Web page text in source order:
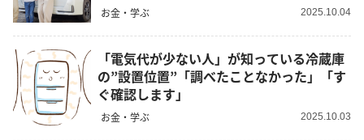
お金・学ぶ 2025.10.04
「電気代が少ない人」が知っている冷蔵庫
の”設置位置”「調べたことなかった」「す
ぐ確認します」
お金・学ぶ 2025.10.03